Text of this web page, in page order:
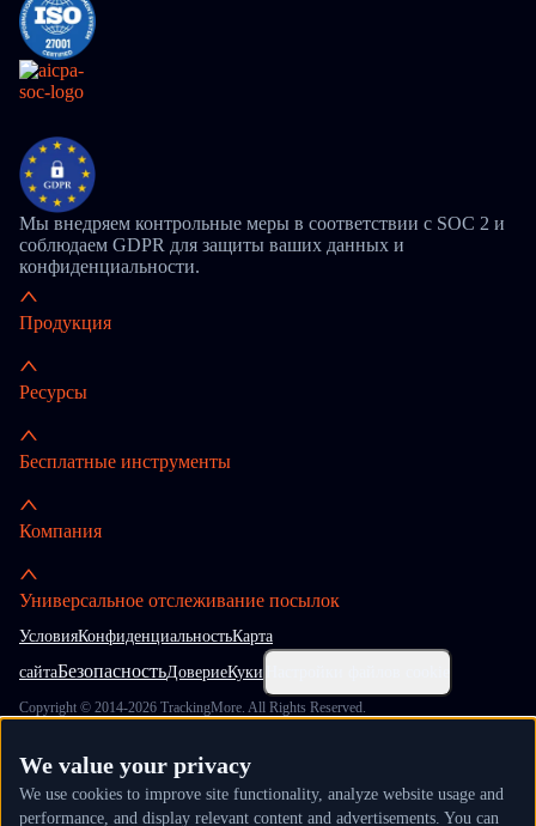
Мы внедряем контрольные меры в соответствии с SOC 2 и
соблюдаем GDPR для защиты ваших данных и
конфиденциальности.
Продукция
Ресурсы
Бесплатные инструменты
Компания
Универсальное отслеживание посылок
УсловияКонфиденциальностьКарта
сайтаБезопасностьДовериеКуки
Copyright © 2014-2026 TrackingMore. All Rights Reserved.
We value your privacy
We use cookies to improve site functionality, analyze website usage and
performance, and display relevant content and advertisements. You can